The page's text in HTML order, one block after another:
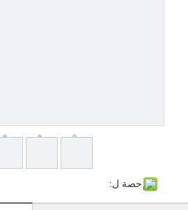
حصة ل: